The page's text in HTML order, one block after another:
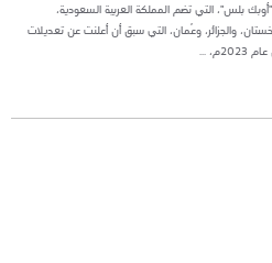
بلس"، التي تضم المملكة العربية السعودية،
والجزائر، وعُمان، التي سبق أن أعلنت عن تعديلات
...